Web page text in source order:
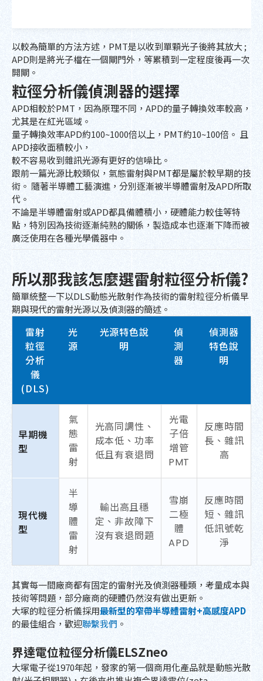
以較為簡單的方法方述，PMT是以收到單顆光子後將其放大 ;
APD則是將光子檔在一個閘門外，等累積到一定程度後再一次
開閘。
粒徑分析儀偵測器的選擇
APD相較於PMT，因為原理不同，APD的量子轉換效率較高，
尤其是在紅光區域。
量子轉換效率APD約100~1000倍以上，PMT約10~100倍。 且
APD接收面積較小，
較不容易收到雜訊光源有更好的信噪比。
跟前一篇光源比較類似，氣態雷射與PMT都是屬於較早期的技
術。 隨著半導體工藝演進，分別逐漸被半導體雷射及APD所取
代。
不論是半導體雷射或APD都具備體積小，硬體能力較佳等特
點，特別因為技術逐漸純熟的關係，製造成本也逐漸下降而被
廣泛使用在各種光學儀器中。
所以那我該怎麼選雷射粒徑分析儀?
簡單統整一下以DLS動態光散射作為技術的雷射粒徑分析儀早
期與現代的雷射光源以及偵測器的簡述。
雷射
粒徑
分析
儀
(DLS)
光
源
光源特色說
明
偵
測
器
偵測器
特色說
明
早期機
型
氣
態
雷
射
光高同調性、
成本低、功率
低且有衰退問
光電
子倍
增管
PMT
反應時間
長、雜訊
高
現代機
型
半
導
體
雷
射
輸出高且穩
定、非故障下
沒有衰退問題
雪崩
二極
體
APD
反應時間
短、雜訊
低訊號乾
淨
其實每一間廠商都有固定的雷射光及偵測器種類，考量成本與
技術等問題，部分廠商的硬體仍然沒有做出更新。
大塚的粒徑分析儀採用最新型的窄帶半導體雷射+高感度APD
的最佳組合，歡迎聯繫我們 。
界達電位粒徑分析儀ELSZneo
大塚電子從1970年起，發家的第一個商用化產品就是動態光散